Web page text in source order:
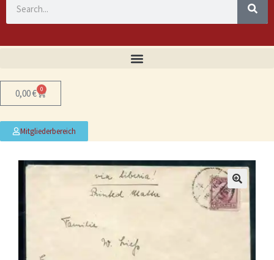
0,00€ 0
Mitgliederbereich